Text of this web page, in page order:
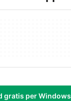
gratis per Windows